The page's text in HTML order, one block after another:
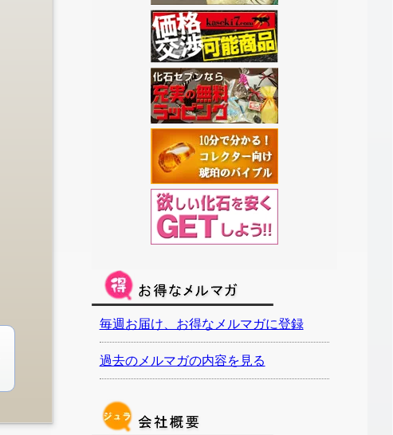
毎週お届け、お得なメルマガに登録
過去のメルマガの内容を見る